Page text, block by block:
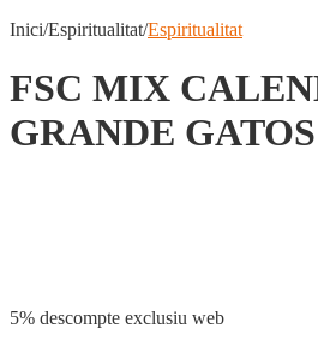
Inici/Espiritualitat/Espiritualitat
FSC MIX
GRANDE
5% descompte exclusiu web